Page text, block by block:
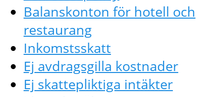
Balanskonton för hotell och
restaurang
Inkomstsskatt
Ej avdragsgilla kostnader
Ej skattepliktiga intäkter